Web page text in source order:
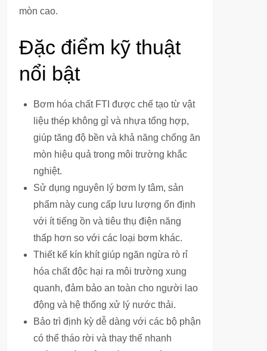
mòn cao.
Đặc điểm kỹ thuật
nổi bật
Bơm hóa chất FTI được chế tạo từ vật
liệu thép không gỉ và nhựa tổng hợp,
giúp tăng độ bền và khả năng chống ăn
mòn hiệu quả trong môi trường khắc
nghiệt.
Sử dụng nguyên lý bơm ly tâm, sản
phẩm này cung cấp lưu lượng ổn định
với ít tiếng ồn và tiêu thụ điện năng
thấp hơn so với các loại bơm khác.
Thiết kế kín khít giúp ngăn ngừa rò rỉ
hóa chất độc hại ra môi trường xung
quanh, đảm bảo an toàn cho người lao
động và hệ thống xử lý nước thải.
Bảo trì định kỳ dễ dàng với các bộ phận
có thể tháo rời và thay thế nhanh